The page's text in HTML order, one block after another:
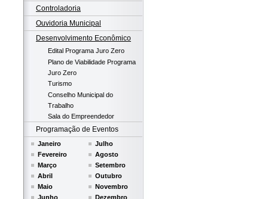
Controladoria
Ouvidoria Municipal
Desenvolvimento Econômico
Edital Programa Juro Zero
Plano de Viabilidade Programa
Juro Zero
Turismo
Conselho Municipal do
Trabalho
Sala do Empreendedor
Programação de Eventos
Janeiro
Fevereiro
Março
Abril
Maio
Junho
Julho
Agosto
Setembro
Outubro
Novembro
Dezembro